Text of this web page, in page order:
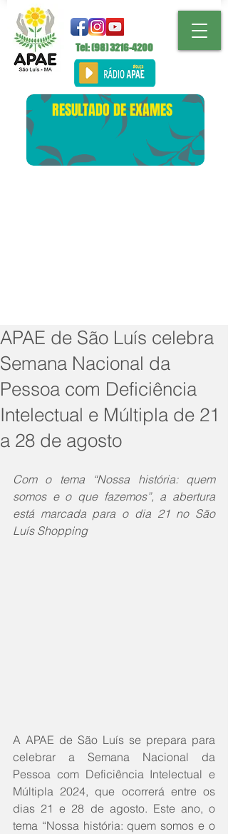
Tel: (98)3216-4200
RESULTADO DE EXAMES
APAE de São Luís celebra
Semana Nacional da
Pessoa com Deficiência
Intelectual e Múltipla de 21
a 28 de agosto
Com o tema “Nossa história: quem
somos e o que fazemos”, a abertura
está marcada para o dia 21 no São
Luís Shopping
A APAE de São Luís se prepara para
celebrar a Semana Nacional da
Pessoa com Deficiência Intelectual e
Múltipla 2024, que ocorrerá entre os
dias 21 e 28 de agosto. Este ano, o
tema “Nossa história: quem somos e o